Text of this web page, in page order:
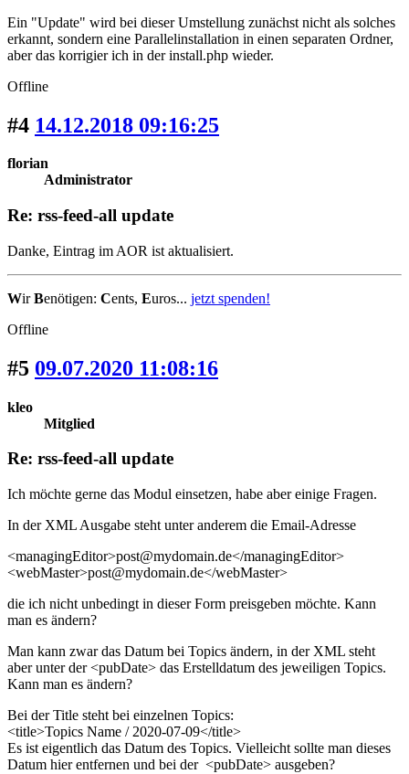
Ein "Update" wird bei dieser Umstellung zunächst nicht als solches
erkannt, sondern eine Parallelinstallation in einen separaten Ordner,
aber das korrigier ich in der install.php wieder.
Offline
#4 14.12.2018 09:16:25
florian
Administrator
Re: rss-feed-all update
Danke, Eintrag im AOR ist aktualisiert.
WirBenötigen: Cents, Euros... jetzt spenden!
Offline
#5 09.07.2020 11:08:16
kleo
Mitglied
Re: rss-feed-all update
Ich möchte gerne das Modul einsetzen, habe aber einige Fragen.
In der XML Ausgabe steht unter anderem die Email-Adresse
<managingEditor>post@mydomain.de</managingEditor>
<webMaster>post@mydomain.de</webMaster>
die ich nicht unbedingt in dieser Form preisgeben möchte. Kann
man es ändern?
Man kann zwar das Datum bei Topics ändern, in der XML steht
aber unter der <pubDate> das Erstelldatum des jeweiligen Topics.
Kann man es ändern?
Bei der Title steht bei einzelnen Topics:
<title>Topics Name / 2020-07-09</title>
Es ist eigentlich das Datum des Topics. Vielleicht sollte man dieses
Datum hier entfernen und bei der <pubDate> ausgeben?